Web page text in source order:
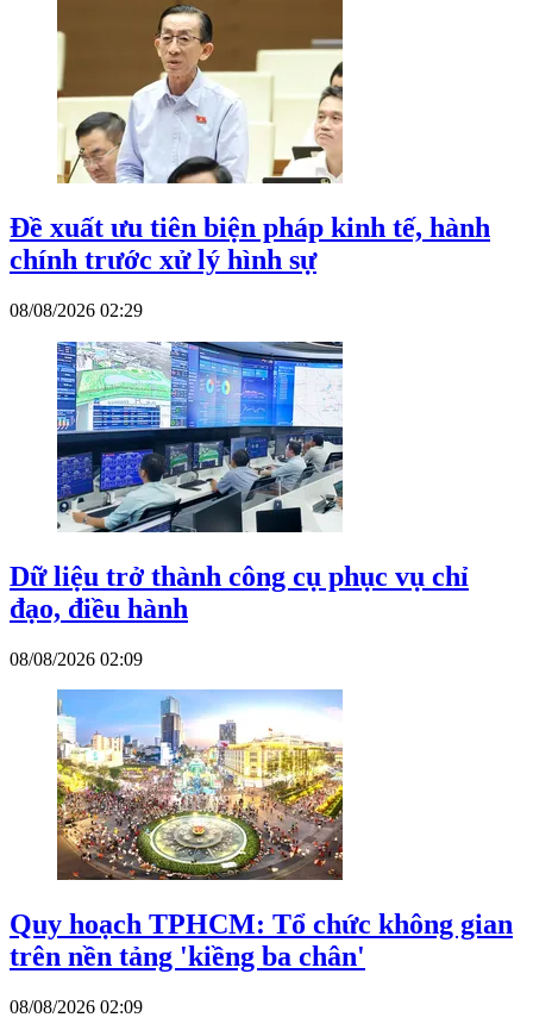
Đề xuất ưu tiên biện pháp kinh tế, hành
chính trước xử lý hình sự
08/08/2026 02:29
Dữ liệu trở thành công cụ phục vụ chỉ
đạo, điều hành
08/08/2026 02:09
Quy hoạch TPHCM: Tổ chức không gian
trên nền tảng 'kiềng ba chân'
08/08/2026 02:09